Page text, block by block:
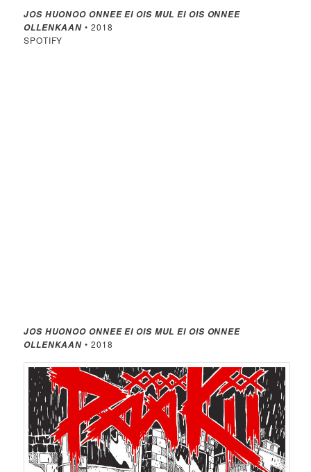
JOS HUONOO ONNEE EI OIS MUL EI OIS ONNEE
OLLENKAAN • 2018
SPOTIFY
JOS HUONOO ONNEE EI OIS MUL EI OIS ONNEE
OLLENKAAN • 2018